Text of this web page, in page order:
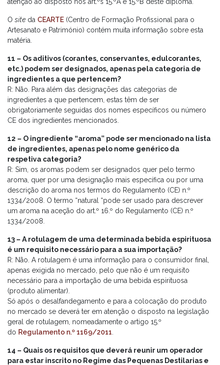
O site da CEARTE (Centro de Formação Profissional para o
Artesanato e Património) contém muita informação sobre esta
matéria.
11 – Os aditivos (corantes, conservantes, edulcorantes,
etc.) podem ser designados, apenas pela categoria de
ingredientes a que pertencem?
R: Não. Para além das designações das categorias de
ingredientes a que pertencem, estas têm de ser
obrigatoriamente seguidas dos nomes específicos ou número
CE dos ingredientes mencionados.
12 – O ingrediente “aroma” pode ser mencionado na lista
de ingredientes, apenas pelo nome genérico da
respetiva categoria?
R: Sim, os aromas podem ser designados quer pelo termo
aroma, quer por uma designação mais específica ou por uma
descrição do aroma nos termos do Regulamento (CE) n.º
1334/2008. O termo “natural “pode ser usado para descrever
um aroma na aceção do art.º 16.º do Regulamento (CE) n.º
1334/2008.
13 – A rotulagem de uma determinada bebida espirituosa
é um requisito necessário para a sua importação?
R: Não. A rotulagem é uma informação para o consumidor final,
apenas exigida no mercado, pelo que não é um requisito
necessário para a importação de uma bebida espirituosa
(produto alimentar).
Só após o desalfandegamento e para a colocação do produto
no mercado se deverá ter em atenção o disposto na legislação
geral de rotulagem, nomeadamente o artigo 15.º
do Regulamento n.º 1169/2011
14 – Quais os requisitos que deverá reunir um operador
para estar inscrito no Regime das Pequenas Destilarias e